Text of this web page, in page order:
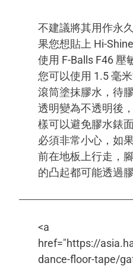
不建議將其用作永
果您想貼上 Hi-
使用 F-Balls F46 壓
您可以使用 1.5 毫
滾筒塗抹膠水，待
透明變為不透明後
樣可以避免膠水錶
必須非常小心，如
前在地板上行走，
的凸起都可能透過
<a
href="https://
dance-floor-tape/